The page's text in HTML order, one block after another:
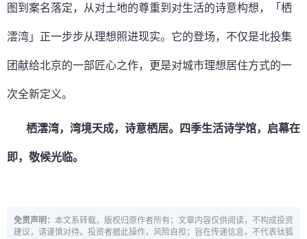
图到案名落定，从对土地的尊重到对生活的诗意构想，「栖
澐湾」正一步步从理想照进现实。它的登场，不仅是北投集
团献给北京的一部匠心之作，更是对城市理想居住方式的一
次全新定义。
栖澐湾，湾境天成，诗意栖居。四季生活诗学馆，启幕在
即，敬候光临。
免责声明： 本文系转载，版权归原作者所有；文章内容仅供阅读，不构成投资
建议，请谨慎对待。投资者据此操作，风险自担；旨在传递信息，不代表钛狐